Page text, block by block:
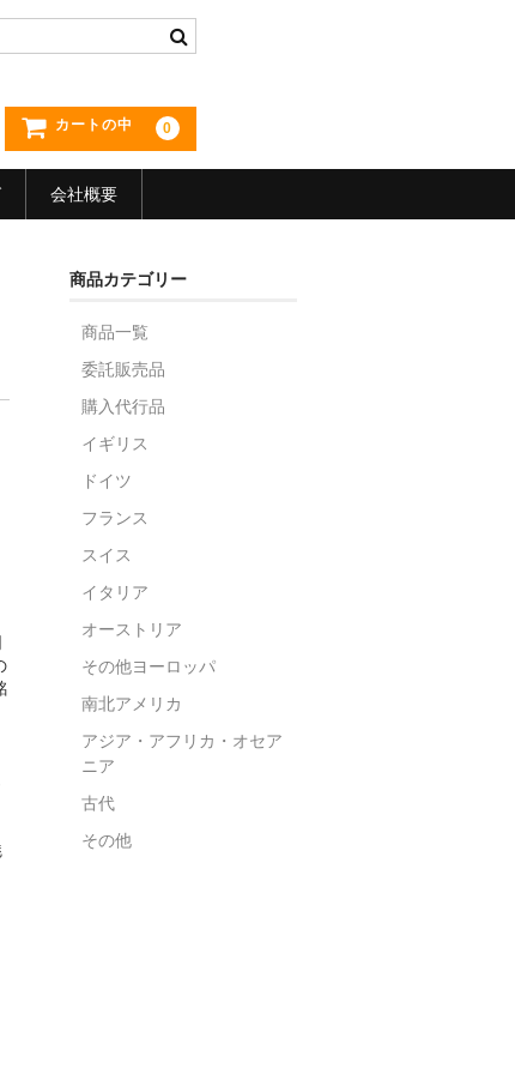
カートの中 0
会社概要
商品カテゴリー
商品一覧
委託販売品
購入代行品
イギリス
ドイツ
フランス
スイス
イタリア
オーストリア
その他ヨーロッパ
南北アメリカ
アジア・アフリカ・オセア
ニア
古代
その他